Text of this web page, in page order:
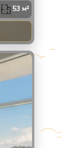
53 м²